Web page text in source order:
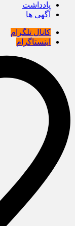
یادداشت
آگهی ها
کانال تلگرام
اینستاگرام